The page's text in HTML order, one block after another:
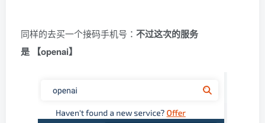
同样的去买一个接码手机号： 不过这次的服务
是 【openai】